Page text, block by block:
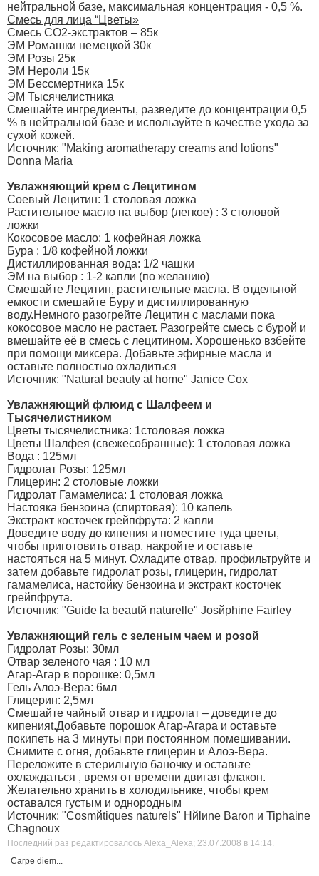
нейтральной базе, максимальная концентрация - 0,5 %.
Смесь для лица “Цветы»
Смесь CO2-экстрактов – 85к
ЭМ Ромашки немецкой 30к
ЭМ Розы 25к
ЭМ Нероли 15к
ЭМ Бессмертника 15к
ЭМ Тысячелистника
Смешайте ингредиенты, разведите до концентрации 0,5
% в нейтральной базе и используйте в качестве ухода за
сухой кожей.
Источник: "Making aromatherapy creams and lotions"
Donna Maria
Увлажняющий крем с Лецитином
Соевый Лецитин: 1 столовая ложка
Растительное масло на выбор (легкое) : 3 столовой
ложки
Кокосовое масло: 1 кофейная ложка
Бура : 1/8 кофейной ложки
Дистиллированная вода: 1/2 чашки
ЭМ на выбор : 1-2 капли (по желанию)
Смешайте Лецитин, растительные масла. В отдельной
емкости смешайте Буру и дистиллированную
воду.Немного разогрейте Лецитин с маслами пока
кокосовое масло не растает. Разогрейте смесь с бурой и
вмешайте её в смесь с лецитином. Хорошенько взбейте
при помощи миксера. Добавьте эфирные масла и
оставьте полностью охладиться
Источник: "Natural beauty at home" Janice Cox
Увлажняющий флюид с Шалфеем и
Тысячелистником
Цветы тысячелистника: 1столовая ложка
Цветы Шалфея (свежесобранные): 1 столовая ложка
Вода : 125мл
Гидролат Розы: 125мл
Глицерин: 2 столовые ложки
Гидролат Гамамелиса: 1 столовая ложка
Настояка бензоина (спиртовая): 10 капель
Экстракт косточек грейпфрута: 2 капли
Доведите воду до кипения и поместите туда цветы,
чтобы приготовить отвар, накройте и оставьте
настояться на 5 минут. Охладите отвар, профильтруйте и
затем добавьте гидролат розы, глицерин, гидролат
гамамелиса, настойку бензоина и экстракт косточек
грейпфрута.
Источник: "Guide la beautй naturelle" Josйphine Fairley
Увлажняющий гель с зеленым чаем и розой
Гидролат Розы: 30мл
Отвар зеленого чая : 10 мл
Агар-Агар в порошке: 0,5мл
Гель Алоэ-Вера: 6мл
Глицерин: 2,5мл
Смешайте чайный отвар и гидролат – доведите до
кипенияt.Добавьте порошок Агар-Агара и оставьте
покипеть на 3 минуты при постоянном помешивании.
Снимите с огня, добаьвте глицерин и Алоэ-Вера.
Переложите в стерильную баночку и оставьте
охлаждаться , время от времени двигая флакон.
Желательно хранить в холодильнике, чтобы крем
оставался густым и однородным
Источник: "Cosmйtiques naturels" Hйlиne Baron и Tiphaine
Chagnoux
Последний раз редактировалось Alexa_Alexa; 23.07.2008 в 14:14
Carpe diem...